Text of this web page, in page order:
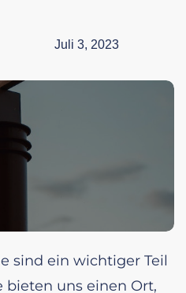
Juli 3, 2023
sind ein wichtiger Teil
bieten uns einen Ort,